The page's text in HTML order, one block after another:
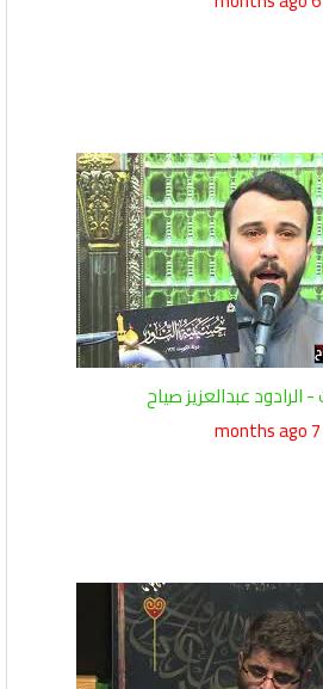
- الرادود عبدالعزيز صياح
7 months ago